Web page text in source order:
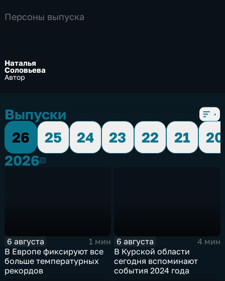
Персоны выпуска
Наталья
Соловьева
Автор
Выпуски
26
25 24 23 22 21
20
20262026
6 августа
1 мин
В Европе фиксируют все
больше температурных
рекордов
6 августа
4 мин
В Курской области
сегодня вспоминают
события 2024 года